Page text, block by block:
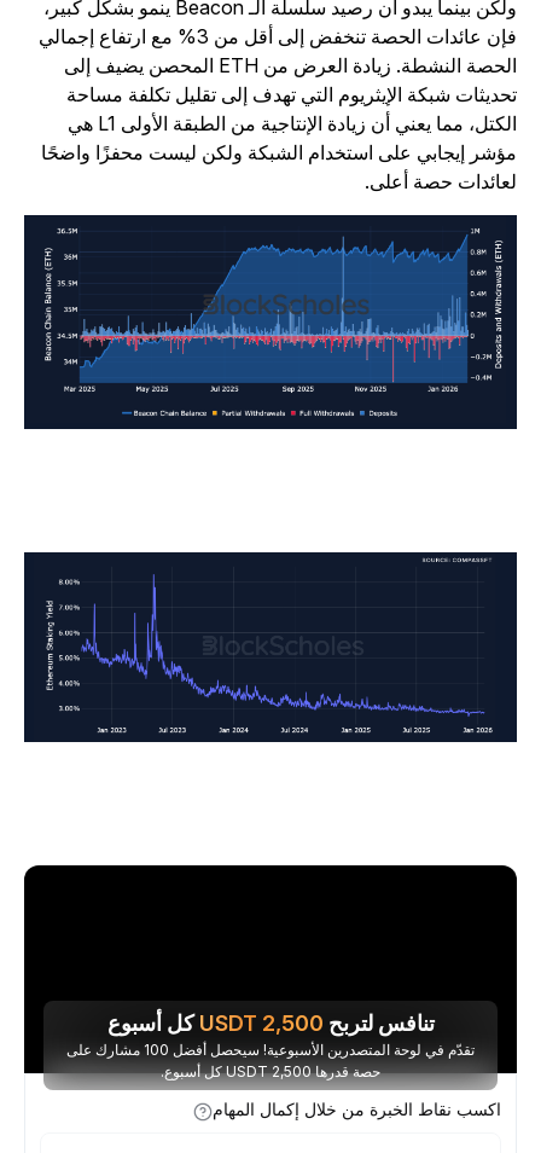
ولكن بينما يبدو أن رصيد سلسلة الـ Beacon ينمو بشكل كبير،
فإن عائدات الحصة تنخفض إلى أقل من 3% مع ارتفاع إجمالي
الحصة النشطة. زيادة العرض من ETH المحصن يضيف إلى
شبكة الإيثريوم التي تهدف إلى تقليل تكلفة مساحة
الكتل، مما يعني أن زيادة الإنتاجية من الطبقة الأولى L1 هي
إيجابي على استخدام الشبكة ولكن ليست محفزًا واضحًا
حصة أعلى.
تنافس لتربح 2,500
USDTكل أسبوع
تقدّم في لوحة المتصدرين الأسبوعية! سيحصل أفضل 100 مشارك على
حصة قدرها 2,500 USDT كل أسبوع.
اكسب نقاط الخبرة من خلال إكمال المهام